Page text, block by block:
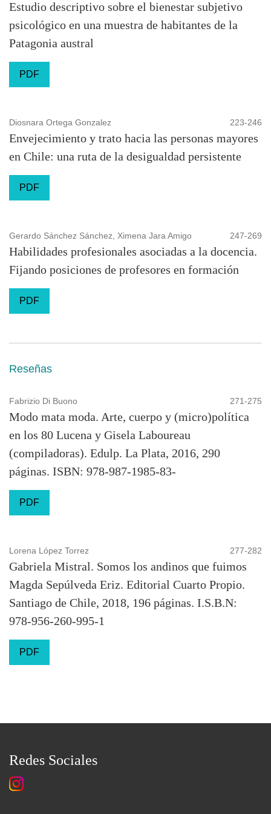
Estudio descriptivo sobre el bienestar subjetivo
psicológico en una muestra de habitantes de la
Patagonia austral
PDF
Diosnara Ortega Gonzalez 223-246
Envejecimiento y trato hacia las personas mayores
en Chile: una ruta de la desigualdad persistente
PDF
Gerardo Sánchez Sánchez, Ximena Jara Amigo 247-269
Habilidades profesionales asociadas a la docencia.
Fijando posiciones de profesores en formación
PDF
Reseñas
Fabrizio Di Buono 271-275
Modo mata moda. Arte, cuerpo y (micro)política
en los 80 Lucena y Gisela Laboureau
(compiladoras). Edulp. La Plata, 2016, 290
páginas. ISBN: 978-987-1985-83-
PDF
Lorena López Torrez 277-282
Gabriela Mistral. Somos los andinos que fuimos
Magda Sepúlveda Eriz. Editorial Cuarto Propio.
Santiago de Chile, 2018, 196 páginas. I.S.B.N:
978-956-260-995-1
PDF
Redes Sociales